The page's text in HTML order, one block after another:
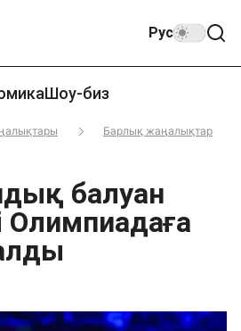
Рус
Шоу-биз
Барлық жаңалықтар
балуан
Олимпиадаға